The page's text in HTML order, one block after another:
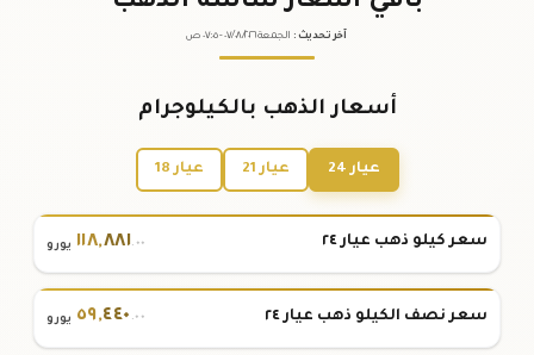
آخر تحديث : الجمعة ٠٧ /٠٨/٢٠٢٦ - ٠٧:٠٥ ص
أسعار الذهب بالكيلوجرام
عيار 24 عيار 21 عيار 18
سعر كيلو ذهب عيار ٢٤ ١١٨,٨٨١.٠٠ يورو
سعر نصف الكيلو ذهب عيار ٢٤ ٥٩,٤٤٠ .٠٠ يورو